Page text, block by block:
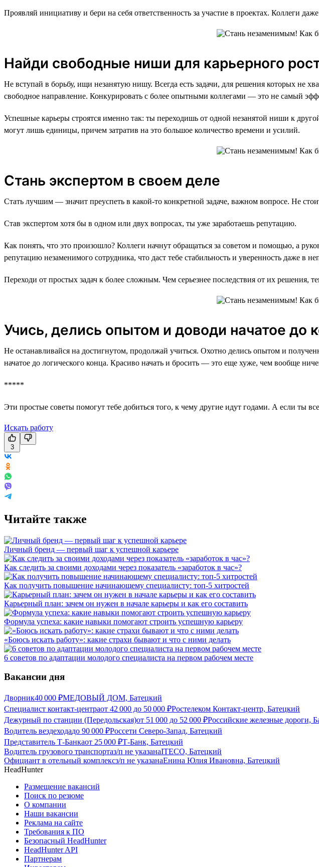
Проявляй инициативу и бери на себя ответственность за участие в проектах. Коллеги
Найди свободные ниши для карьерного
Не вступай в борьбу, ищи незанятую нишу. Всегда есть задачи, для решения которых не
свободное направление. Конкурировать с более опытными коллегами — это не самый
Успешные карьеры строятся именно так: ты переходишь от одной незанятой ниши к
могут лишь единицы, причем затратив на это большое количество времени и усилий.
Стань экспертом в своем деле
Стать лучшим — значит преуспеть в какой-то конкретной задаче, важном вопросе. Не
Став экспертом хотя бы в одном или двух вопросах, ты уже заработаешь репутацию.
Как понять, что это произошло? Коллеги начнут обращаться за советом и помощью, а
репутацию незаменимого сотрудника, что даст тебе стабильность и уверенность даже в
Переходи от простых задач к более сложным. Чем серьезнее последствия от их решения,
Учись, делись опытом и доводи начатое до
Не останавливайся на достигнутом, продолжай учиться. Охотно делись опытом и
начатое до логического конца. Красиво начать и бросить — это еще хуже, чем вообще
*****
Эти простые советы помогут тебе добиться того, к чему другие идут годами. А если
Искать работу
3
Читайте также
Личный бренд — первый шаг к успешной карьере
Как следить за своими доходами через показатель «заработок в час»?
Как получить повышение начинающему специалисту: топ-5 хитростей
Карьерный план: зачем он нужен в начале карьеры и как его составить
Формула успеха: какие навыки помогают строить успешную карьеру
«Боюсь искать работу»: какие страхи бывают и что с ними делать
6 советов по адаптации молодого специалиста на первом рабочем месте
Вакансии дня
Дворник40 000 ₽МЕДОВЫЙ ДОМ, Батецкий
Специалист контакт-центраот 42 000 до 50 000 ₽Ростелеком Контакт-центр, Батецкий
Дежурный по станции (Передольская)от 51 000 до 52 000 ₽Российские железные дороги,
Водитель вездеходадо 90 000 ₽Россети Северо-Запад, Батецкий
Представитель Т-Банкаот 25 000 ₽Т-Банк, Батецкий
Водитель грузового транспортаз/п не указанаITECO, Батецкий
Официант в отельный комплексз/п не указанаЕнина Юлия Ивановна, Батецкий
HeadHunter
Размещение вакансий
Поиск по резюме
О компании
Наши вакансии
Реклама на сайте
Требования к ПО
Безопасный HeadHunter
HeadHunter API
Партнерам